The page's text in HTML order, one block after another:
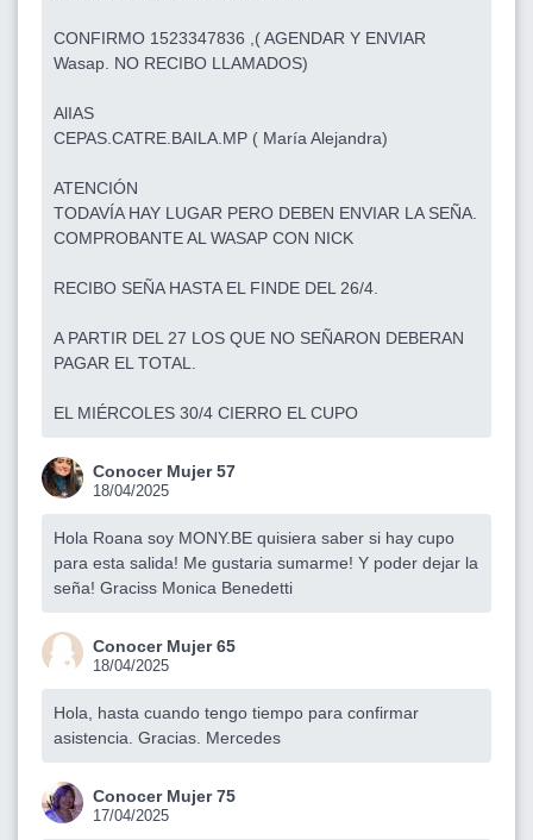
CONFIRMO 1523347836 ,( AGENDAR Y ENVIAR
Wasap. NO RECIBO LLAMADOS)
AlIAS
CEPAS.CATRE.BAILA.MP ( María Alejandra)
ATENCIÓN
TODAVÍA HAY LUGAR PERO DEBEN ENVIAR LA SEÑA.
COMPROBANTE AL WASAP CON NICK
RECIBO SEÑA HASTA EL FINDE DEL 26/4.
A PARTIR DEL 27 LOS QUE NO SEÑARON DEBERAN
PAGAR EL TOTAL.
EL MIÉRCOLES 30/4 CIERRO EL CUPO
Conocer Mujer 57
18/04/2025
Hola Roana soy MONY.BE quisiera saber si hay cupo
para esta salida! Me gustaria sumarme! Y poder dejar la
seña! Graciss Monica Benedetti
Conocer Mujer 65
18/04/2025
Hola, hasta cuando tengo tiempo para confirmar
asistencia. Gracias. Mercedes
Conocer Mujer 75
17/04/2025